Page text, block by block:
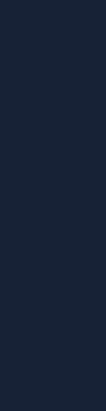
طيران
رحلات
تأشيرة الهند